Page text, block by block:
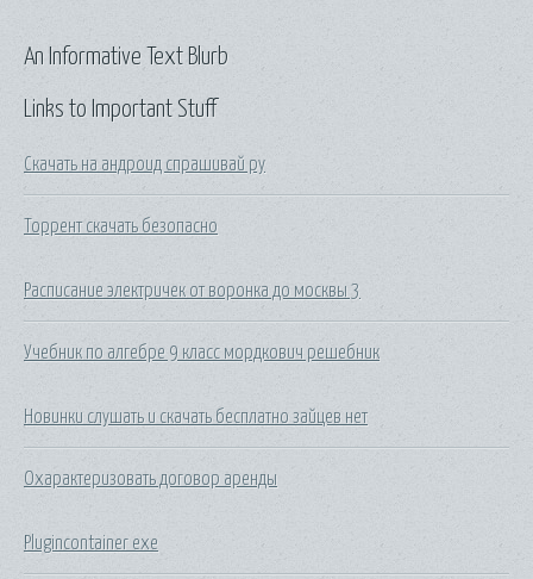
Links to Important Stuff
Скачать на андроид спрашивай ру
Торрент скачать безопасно
Расписание электричек от воронка до москвы 3
Учебник по алгебре 9 класс мордкович решебник
Новинки слушать и скачать бесплатно зайцев нет
Охарактеризовать договор аренды
Plugincontainer exe
An Informative Text Blurb